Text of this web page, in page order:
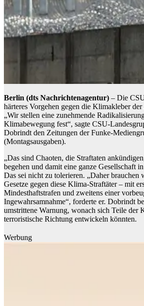
Berlin (dts Nachrichtenagentur) – Die
härteres Vorgehen gegen die Klimakleber
„Wir stellen eine zunehmende
Klimabewegung fest“, sagte CSU-
Dobrindt den Zeitungen der Funke-
(Montagsausgaben).
„Das sind Chaoten, die Straftaten
begehen und damit eine ganze Gesellschaft
Das sei nicht zu tolerieren. „Daher brauchen
Gesetze gegen diese Klima-Straftäter – mit
Mindesthaftstrafen und zweitens einer
Ingewahrsamnahme“, forderte er. Dobrindt
umstrittene Warnung, wonach sich Teile der
terroristische Richtung entwickeln könnten.
Werbung